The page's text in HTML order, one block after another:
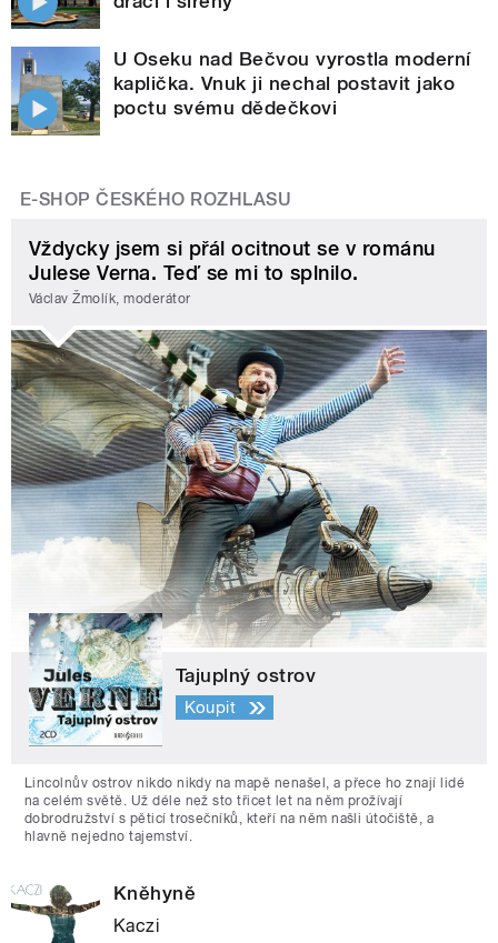
U Oseku nad Bečvou vyrostla moderní
kaplička. Vnuk ji nechal postavit jako
poctu svému dědečkovi
E-SHOP ČESKÉHO ROZHLASU
Vždycky jsem si přál ocitnout se v románu
Julese Verna. Teď se mi to splnilo.
Václav Žmolík, moderátor
Tajuplný ostrov
Koupit
Lincolnův ostrov nikdo nikdy na mapě nenašel, a přece ho znají lidé
na celém světě. Už déle než sto třicet let na něm prožívají
dobrodružství s pěticí trosečníků, kteří na něm našli útočiště, a
hlavně nejedno tajemství.
Kněhyně
Kaczi